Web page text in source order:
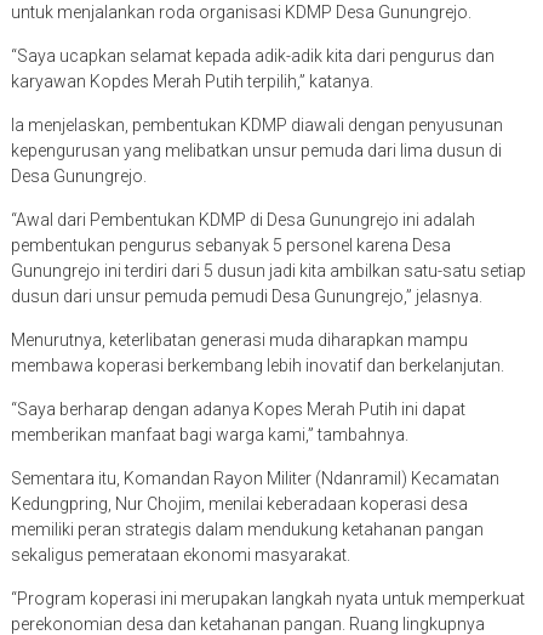
untuk menjalankan roda organisasi KDMP Desa Gunungrejo.
“Saya ucapkan selamat kepada adik-adik kita dari pengurus dan
karyawan Kopdes Merah Putih terpilih,” katanya.
Ia menjelaskan, pembentukan KDMP diawali dengan penyusunan
kepengurusan yang melibatkan unsur pemuda dari lima dusun di
Desa Gunungrejo.
“Awal dari Pembentukan KDMP di Desa Gunungrejo ini adalah
pembentukan pengurus sebanyak 5 personel karena Desa
Gunungrejo ini terdiri dari 5 dusun jadi kita ambilkan satu-satu setiap
dusun dari unsur pemuda pemudi Desa Gunungrejo,” jelasnya.
Menurutnya, keterlibatan generasi muda diharapkan mampu
membawa koperasi berkembang lebih inovatif dan berkelanjutan.
“Saya berharap dengan adanya Kopes Merah Putih ini dapat
memberikan manfaat bagi warga kami,” tambahnya.
Sementara itu, Komandan Rayon Militer (Ndanramil) Kecamatan
Kedungpring, Nur Chojim, menilai keberadaan koperasi desa
memiliki peran strategis dalam mendukung ketahanan pangan
sekaligus pemerataan ekonomi masyarakat.
“Program koperasi ini merupakan langkah nyata untuk memperkuat
perekonomian desa dan ketahanan pangan. Ruang lingkupnya